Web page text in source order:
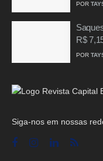
POR
R$
POR
Siga-nos em nossas